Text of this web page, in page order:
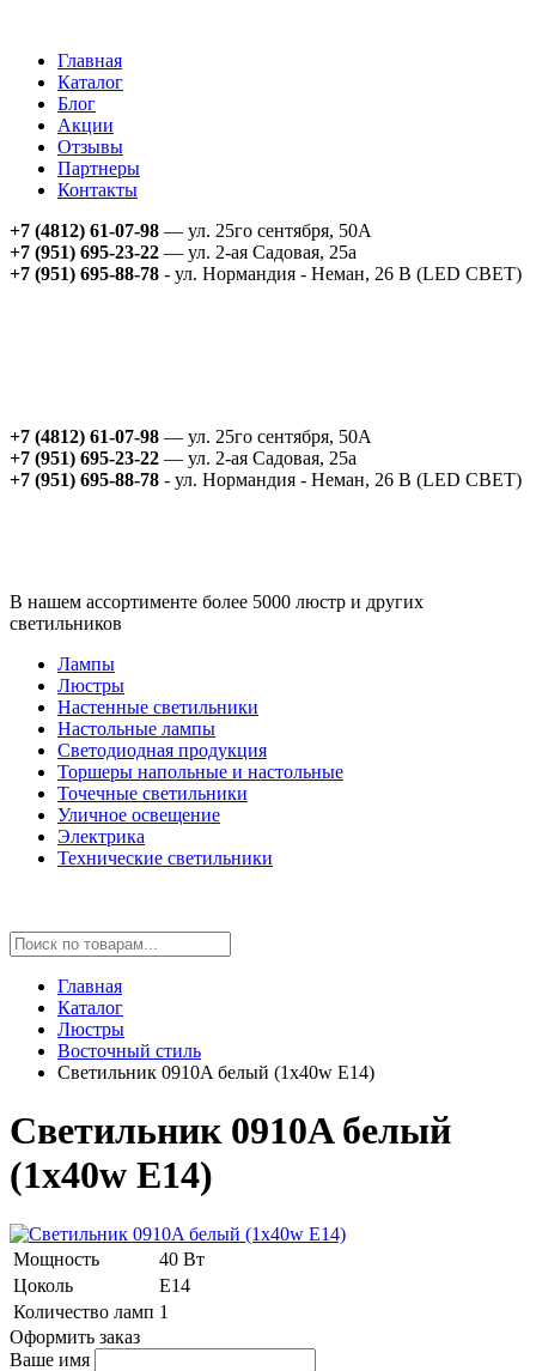
Главная
Каталог
Блог
Акции
Отзывы
Партнеры
Контакты
+7 (4812) 61-07-98 — ул. 25го сентября, 50А
+7 (951) 695-23-22 — ул. 2-ая Садовая, 25а
+7 (951) 695-88-78 - ул. Нормандия - Неман, 26 В (LED СВЕТ)
+7 (4812) 61-07-98 — ул. 25го сентября, 50А
+7 (951) 695-23-22 — ул. 2-ая Садовая, 25а
+7 (951) 695-88-78 - ул. Нормандия - Неман, 26 В (LED СВЕТ)
В нашем ассортименте более 5000 люстр и других
светильников
Лампы
Люстры
Настенные светильники
Настольные лампы
Светодиодная продукция
Торшеры напольные и настольные
Точечные светильники
Уличное освещение
Электрика
Технические светильники
Главная
Каталог
Люстры
Восточный стиль
Светильник 0910A белый (1x40w E14)
Светильник 0910A белый
(1x40w E14)
Мощность
40 Вт
Цоколь
Е14
Количество ламп 1
Оформить заказ
Ваше имя